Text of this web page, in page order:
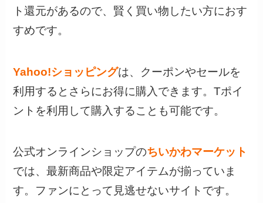
ト還元があるので、賢く買い物したい方におす
すめです。
Yahoo!ショッピングは、クーポンやセールを
利用するとさらにお得に購入できます。Tポイ
ントを利用して購入することも可能です。
公式オンラインショップのちいかわマーケット
では、最新商品や限定アイテムが揃っていま
す。ファンにとって見逃せないサイトです。